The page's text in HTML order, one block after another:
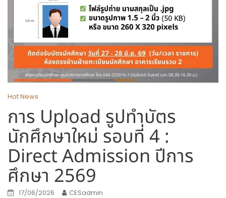
Hot News
การ Upload รูปทำบัตร
นักศึกษาใหม่ รอบที่ 4 :
Direct Admission ปีการ
ศึกษา 2569
17/06/2026 CESadmin